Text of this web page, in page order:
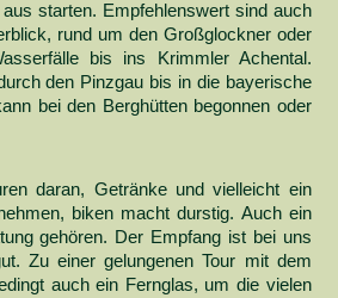
starten. Empfehlenswert sind auch
rund um den Großglockner oder
bis ins Krimmler Achental.
den Pinzgau bis in die bayerische
bei den Berghütten begonnen oder
daran, Getränke und vielleicht ein
biken macht durstig. Auch ein
gehören. Der Empfang ist bei uns
Zu einer gelungenen Tour mit dem
auch ein Fernglas, um die vielen